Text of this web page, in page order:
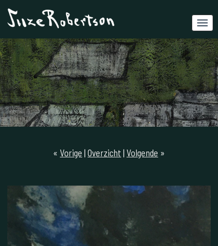
« Vorige | Overzicht | Volgende »